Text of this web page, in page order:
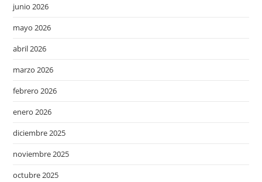
junio 2026
mayo 2026
abril 2026
marzo 2026
febrero 2026
enero 2026
diciembre 2025
noviembre 2025
octubre 2025